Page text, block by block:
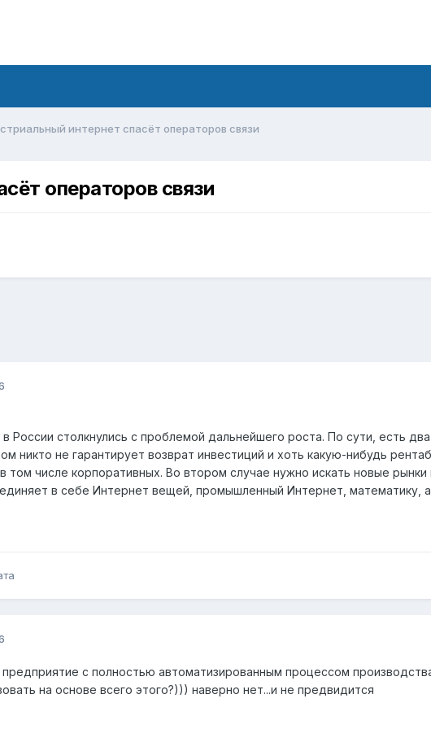
интернет спасёт операторов связи
операторов связи
России столкнулись с проблемой дальнейшего роста. По сути, есть
никто не гарантирует возврат инвестиций и хоть какую-нибудь
том числе корпоративных. Во втором случае нужно искать новые
в себе Интернет вещей, промышленный Интернет, математику,
с полностью автоматизированным процессом
на основе всего этого?))) наверно нет...и не предвидится